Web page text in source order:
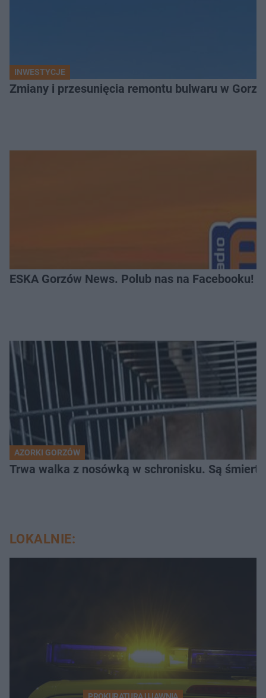
INWESTYCJE
Zmiany i przesunięcia remontu bulwaru w
ESKA Gorzów News. Polub nas na Facebooku!
AZORKI GORZÓW
Trwa walka z nosówką w schronisku. Są
LOKALNIE:
PROKURATURA UJAWNIA